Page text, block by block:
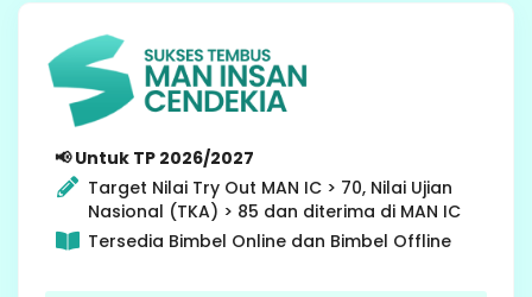
📢 Untuk TP 2026/2027
Target Nilai Try Out MAN IC > 70, Nilai Ujian
Nasional (TKA) > 85 dan diterima di MAN IC
Tersedia Bimbel Online dan Bimbel Offline